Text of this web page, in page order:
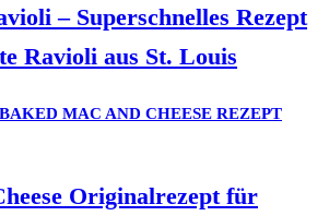
– Superschnelles Rezept
Ravioli aus St. Louis
Originalrezept für